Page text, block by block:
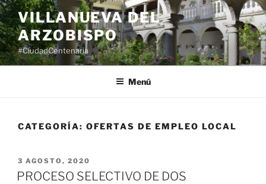
Saltar
al
contenido
VILLANUEVA DEL
ARZOBISPO
#CiudadCentenaria
Menú
CATEGORÍA: OFERTAS DE EMPLEO LOCAL
PUBLICADO
EL
3 AGOSTO, 2020
PROCESO SELECTIVO DE DOS